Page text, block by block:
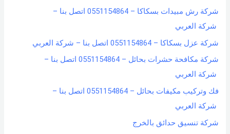
شركة رش مبيدات بسكاكا – 0551154864 اتصل بنا –
شركة العربي
شركة عزل بسكاكا – 0551154864 اتصل بنا – شركة العربي
شركة مكافحة حشرات بحائل – 0551154864 اتصل بنا –
شركة العربي
فك وتركيب مكيفات بحائل – 0551154864 اتصل بنا –
شركة العربي
شركة تنسيق حدائق بالخرج